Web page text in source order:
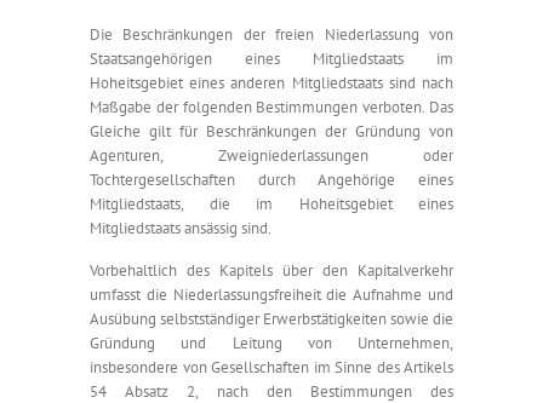
Die Beschränkungen der freien Niederlassung von
Staatsangehörigen eines Mitgliedstaats im
Hoheitsgebiet eines anderen Mitgliedstaats sind nach
Maßgabe der folgenden Bestimmungen verboten. Das
Gleiche gilt für Beschränkungen der Gründung von
Agenturen, Zweigniederlassungen oder
Tochtergesellschaften durch Angehörige eines
Mitgliedstaats, die im Hoheitsgebiet eines
Mitgliedstaats ansässig sind.
Vorbehaltlich des Kapitels über den Kapitalverkehr
umfasst die Niederlassungsfreiheit die Aufnahme und
Ausübung selbstständiger Erwerbstätigkeiten sowie die
Gründung und Leitung von Unternehmen,
insbesondere von Gesellschaften im Sinne des Artikels
54 Absatz 2, nach den Bestimmungen des